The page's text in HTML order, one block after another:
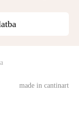
made in cantinart